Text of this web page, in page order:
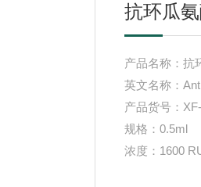
抗环瓜
产品名称：抗
英文名称：
产品货号：
规格：0.5ml
浓度：1600